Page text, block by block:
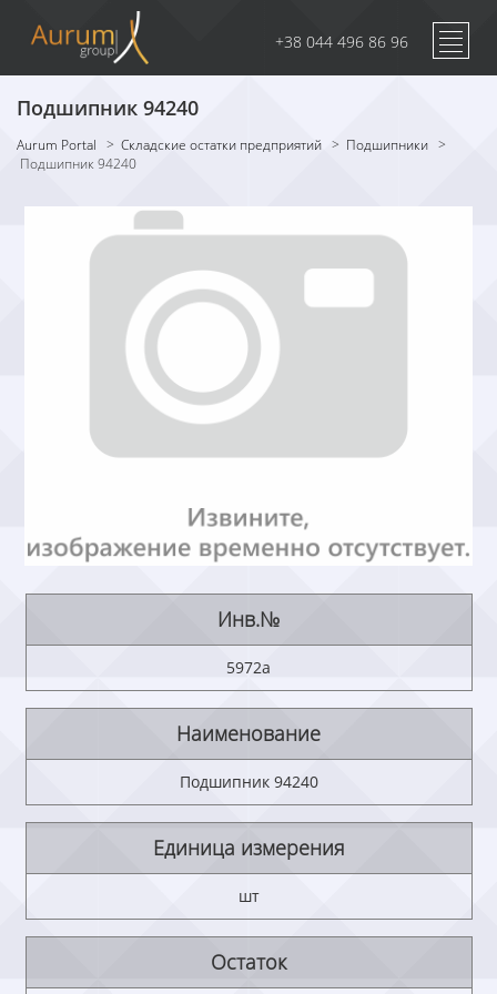
+38 044 496 86 96
Подшипник 94240
Aurum Portal > Складские остатки предприятий > Подшипники >
Подшипник 94240
Инв.№
5972а
Наименование
Подшипник 94240
Единица измерения
шт
Остаток